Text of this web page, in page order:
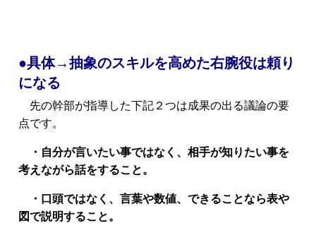
●具体→抽象のスキルを高めた右腕役は頼り
になる
先の幹部が指導した下記２つは成果の出る議論の要
点です。
・自分が言いたい事ではなく、相手が知りたい事を
考えながら話をすること。
・口頭ではなく、言葉や数値、できることなら表や
図で説明すること。